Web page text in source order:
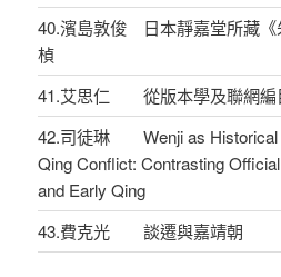
40.濱島敦俊 日本靜嘉堂所藏《
楨
41.艾思仁 從版本學及聯網編
42.司徒琳 Wenji as Historical
Qing Conflict: Contrasting
and Early Qing
43.費克光 談遷與嘉靖朝